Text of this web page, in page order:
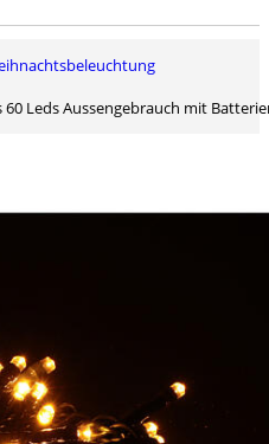
60 Leds Aussengebrauch mit